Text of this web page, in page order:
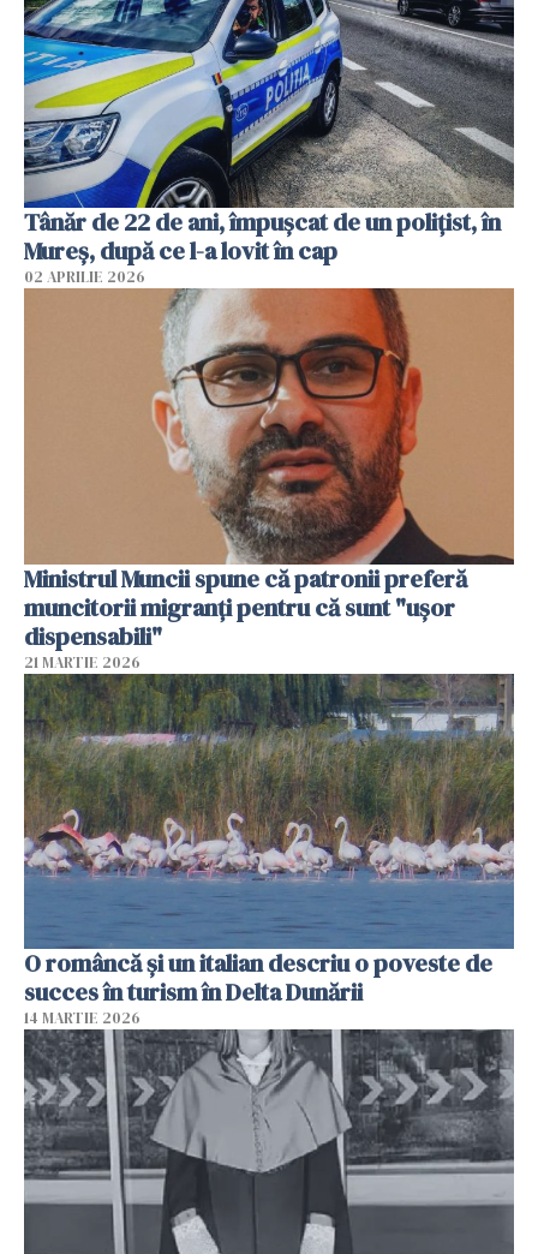
Tânăr de 22 de ani, împușcat de un polițist, în
Mureș, după ce l-a lovit în cap
02 APRILIE 2026
Ministrul Muncii spune că patronii preferă
muncitorii migranți pentru că sunt "uşor
dispensabili"
21 MARTIE 2026
O româncă și un italian descriu o poveste de
succes în turism în Delta Dunării
14 MARTIE 2026